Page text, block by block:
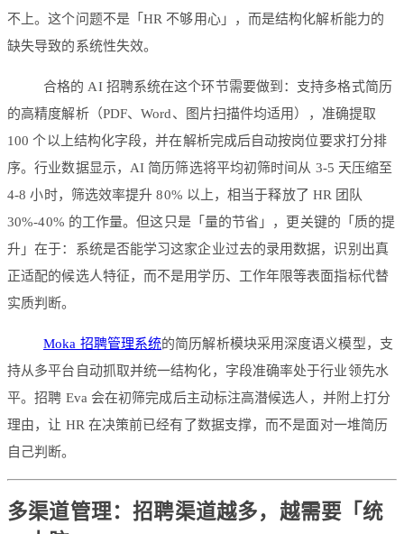
不上。这个问题不是「HR 不够用心」，而是结构化解析能力的
缺失导致的系统性失效。
合格的 AI 招聘系统在这个环节需要做到：支持多格式简历
的高精度解析（PDF、Word、图片扫描件均适用），准确提取
100 个以上结构化字段，并在解析完成后自动按岗位要求打分排
序。行业数据显示，AI 简历筛选将平均初筛时间从 3-5 天压缩至
4-8 小时，筛选效率提升 80% 以上，相当于释放了 HR 团队
30%-40% 的工作量。但这只是「量的节省」，更关键的「质的提
升」在于：系统是否能学习这家企业过去的录用数据，识别出真
正适配的候选人特征，而不是用学历、工作年限等表面指标代替
实质判断。
Moka 招聘管理系统的简历解析模块采用深度语义模型，支
持从多平台自动抓取并统一结构化，字段准确率处于行业领先水
平。招聘 Eva 会在初筛完成后主动标注高潜候选人，并附上打分
理由，让 HR 在决策前已经有了数据支撑，而不是面对一堆简历
自己判断。
多渠道管理：招聘渠道越多，越需要「统